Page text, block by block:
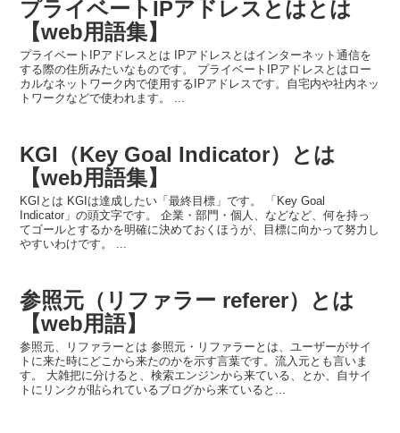
プライベートIPアドレスとはとは
【web用語集】
プライベートIPアドレスとは IPアドレスとはインターネット通信を
する際の住所みたいなものです。 プライベートIPアドレスとはロー
カルなネットワーク内で使用するIPアドレスです。自宅内や社内ネッ
トワークなどで使われます。 ...
KGI（Key Goal Indicator）とは
【web用語集】
KGIとは KGIは達成したい「最終目標」です。 「Key Goal
Indicator」の頭文字です。 企業・部門・個人、などなど、何を持っ
てゴールとするかを明確に決めておくほうが、目標に向かって努力し
やすいわけです。 ...
参照元（リファラー referer）とは
【web用語】
参照元、リファラーとは 参照元・リファラーとは、ユーザーがサイ
トに来た時にどこから来たのかを示す言葉です。流入元とも言いま
す。 大雑把に分けると、検索エンジンから来ている、とか、自サイ
トにリンクが貼られているブログから来ていると...